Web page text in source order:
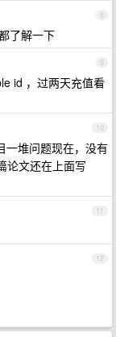
8
了解一下
9
id ，过两天充值看
10
一堆问题现在，没有
论文还在上面写
11
12